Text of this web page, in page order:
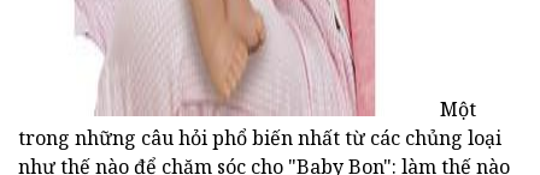
Một
trong những câu hỏi phổ biến nhất từ các chủng loại
như thế nào để chăm sóc cho "Baby Bon": làm thế nào